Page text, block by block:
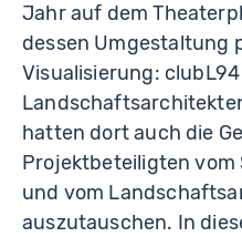
Jahr auf dem
dessen Umgestaltung
Visualisierung: clubL94
hatten dort auch die
Projektbeteiligten
und vom
auszutauschen. In